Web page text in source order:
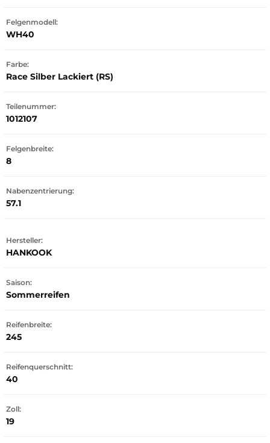
Felgenmodell:
WH40
Farbe:
Race Silber Lackiert (RS)
Teilenummer:
1012107
Felgenbreite:
8
Nabenzentrierung:
57.1
Hersteller:
HANKOOK
Saison:
Sommerreifen
Reifenbreite:
245
Reifenquerschnitt:
40
Zoll:
19